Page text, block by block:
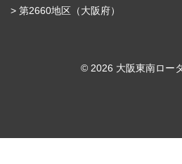
第2660地区（大阪府）
©︎ 2026 大阪東南ロー